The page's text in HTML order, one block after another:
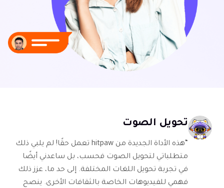
تحويل الصوت
“هذه الأداة الجديدة من hitpaw تعمل حقًا! لم يلبي ذلك
متطلباتي لتحويل الصوت فحسب، بل ساعدني أيضًا
في تجربة تحويل اللغات المختلفة. إلى حد ما، عزز ذلك
فهمي للفيديوهات الخاصة بالثقافات الأخرى. ينصح